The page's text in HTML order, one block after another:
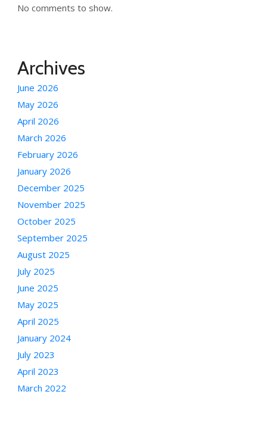
No comments to show.
Archives
June 2026
May 2026
April 2026
March 2026
February 2026
January 2026
December 2025
November 2025
October 2025
September 2025
August 2025
July 2025
June 2025
May 2025
April 2025
January 2024
July 2023
April 2023
March 2022